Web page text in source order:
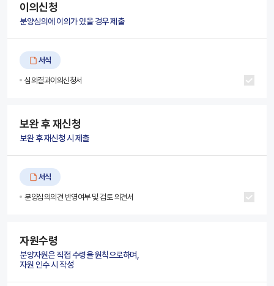
이의신청
분양심의에 이의가 있을 경우 제출
서식
심의결과이의신청서
보완 후 재신청
보완 후 재신청 시 제출
서식
분양심의의견 반영여부 및 검토 의견서
자원수령
분양자원은 직접 수령을 원칙으로하며,
자원 인수 시 작성